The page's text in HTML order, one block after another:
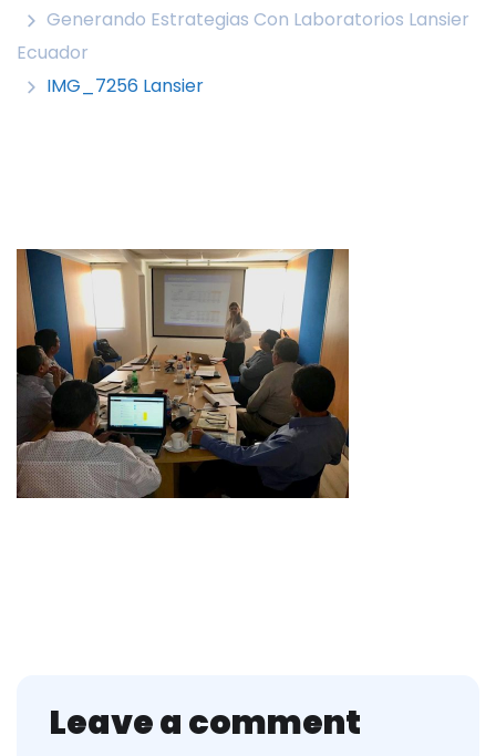
Generando Estrategias Con Laboratorios Lansier
Ecuador
IMG_7256 Lansier
Leave a comment